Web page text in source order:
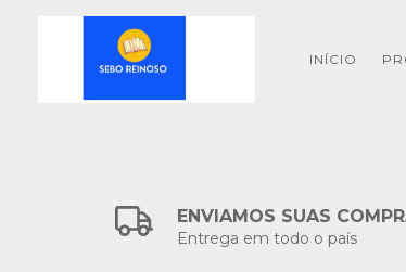
INÍCIO
ENVIAMOS SUAS
Entrega em todo o país